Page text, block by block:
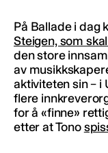
På Ballade i dag
Steigen, som
den store
av
aktiviteten sin – i
flere
for å «finne»
etter at Tono